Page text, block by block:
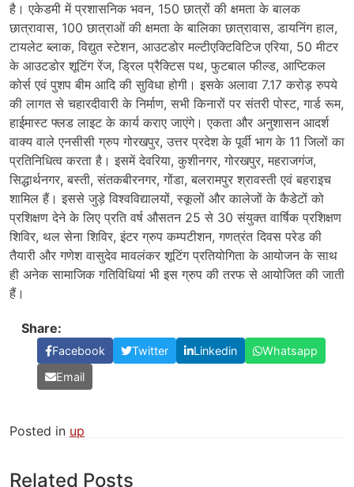
है। एकेडमी में प्रशासनिक भवन, 150 छात्रों की क्षमता के बालक
छात्रावास, 100 छात्राओं की क्षमता के बालिका छात्रावास, डायनिंग हाल,
टायलेट ब्लाक, विद्युत स्टेशन, आउटडोर मल्टीएक्टिविटिज एरिया, 50 मीटर
के आउटडोर शूटिंग रेंज, ड्रिल प्रैक्टिस पथ, फुटबाल फील्ड, आप्टिकल
कोर्स एवं पुशप बीम आदि की सुविधा होगी। इसके अलावा 7.17 करोड़ रुपये
की लागत से चहारदीवारी के निर्माण, सभी किनारों पर संतरी पोस्ट, गार्ड रूम,
हाईमास्ट फ्लड लाइट के कार्य कराए जाएंगे। एकता और अनुशासन आदर्श
वाक्य वाले एनसीसी ग्रुप गोरखपुर, उत्तर प्रदेश के पूर्वी भाग के 11 जिलों का
प्रतिनिधित्व करता है। इसमें देवरिया, कुशीनगर, गोरखपुर, महराजगंज,
सिद्धार्थनगर, बस्ती, संतकबीरनगर, गोंडा, बलरामपुर श्रावस्ती एवं बहराइच
शामिल हैं। इससे जुड़े विश्वविद्यालयों, स्कूलों और कालेजों के कैडेटों को
प्रशिक्षण देने के लिए प्रति वर्ष औसतन 25 से 30 संयुक्त वार्षिक प्रशिक्षण
शिविर, थल सेना शिविर, इंटर ग्रुप कम्पटीशन, गणत्रंत दिवस परेड की
तैयारी और गणेश वासुदेव मावलंकर शूटिंग प्रतियोगिता के आयोजन के साथ
ही अनेक सामाजिक गतिविधियां भी इस ग्रुप की तरफ से आयोजित की जाती
हैं।
Share:
Facebook Twitter Linkedin
Whatsapp
Email
Posted in up
Related Posts